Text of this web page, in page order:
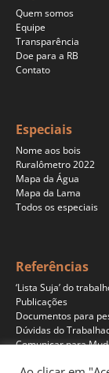
Quem somos
Equipe
Transparência
Doe para a RB
Contato
Especiais
Nome aos bois
Ruralômetro 2022
Mapa da Água
Mapa da Lama
Todos os especiais
Referências
‘Lista Suja’ do
Publicações
Documentos para
Dúvidas do
Comunicar para